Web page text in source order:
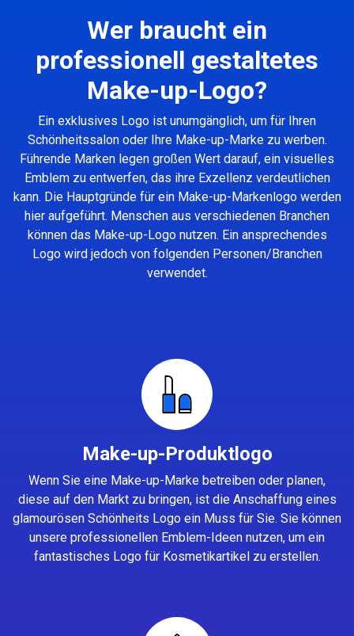
Wer braucht ein
professionell gestaltetes
Make-up-Logo?
Ein exklusives Logo ist unumgänglich, um für Ihren
Schönheitssalon oder Ihre Make-up-Marke zu werben.
Führende Marken legen großen Wert darauf, ein visuelles
Emblem zu entwerfen, das ihre Exzellenz verdeutlichen
kann. Die Hauptgründe für ein Make-up-Markenlogo werden
hier aufgeführt. Menschen aus verschiedenen Branchen
können das Make-up-Logo nutzen. Ein ansprechendes
Logo wird jedoch von folgenden Personen/Branchen
verwendet.
Make-up-Produktlogo
Wenn Sie eine Make-up-Marke betreiben oder planen,
diese auf den Markt zu bringen, ist die Anschaffung eines
glamourösen Schönheits Logo ein Muss für Sie. Sie können
unsere professionellen Emblem-Ideen nutzen, um ein
fantastisches Logo für Kosmetikartikel zu erstellen.